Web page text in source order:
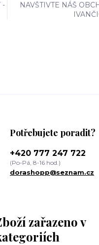
-
NAVŠTIVTE NÁŠ
zařazeno v
Potřebujete poradit?
+420 777 247 722
(Po-Pá, 8-16 hod.)
dorashopp@seznam.cz